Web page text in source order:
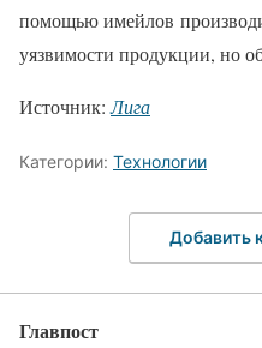
помощью имейлов
уязвимости продукции, но
Источник:Лига
Категории: Технологии
Добавить
Главпост